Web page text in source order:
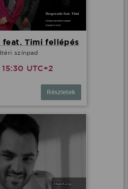
feat. Timi fellépés
színpad
UTC+2
Részletek